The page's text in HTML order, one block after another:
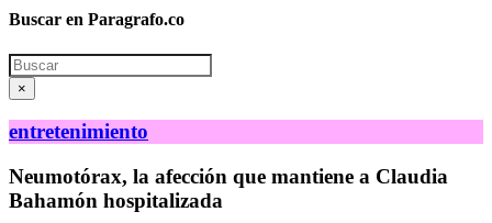
Buscar en Paragrafo.co
Search
×
entretenimiento
Neumotórax, la afección que mantiene a Claudia
Bahamón hospitalizada